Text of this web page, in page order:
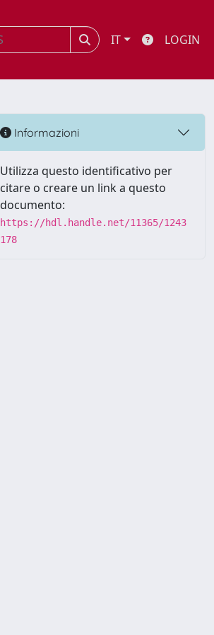
IT LOGIN
Informazioni
Utilizza questo identificativo per
citare o creare un link a questo
documento:
https://hdl.handle.net/11365/1243
178